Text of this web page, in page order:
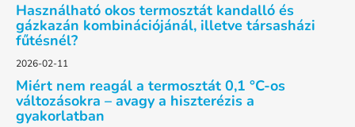
Használható okos termosztát kandalló és
gázkazán kombinációjánál, illetve társasházi
fűtésnél?
2026-02-11
Miért nem reagál a termosztát 0,1 °C-os
változásokra – avagy a hiszterézis a
gyakorlatban